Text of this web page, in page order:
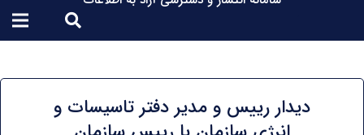
دیدار رییس و مدیر دفتر تاسیسات و